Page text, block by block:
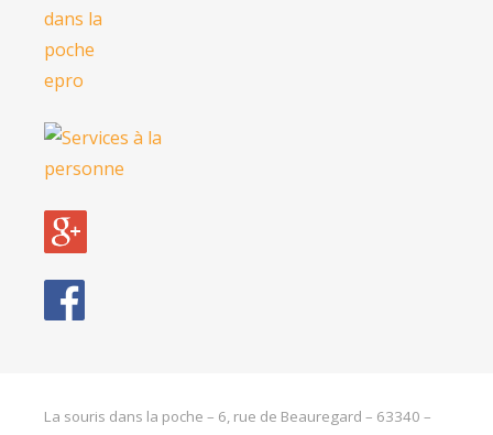
La souris dans la poche – 6, rue de Beauregard – 63340 –